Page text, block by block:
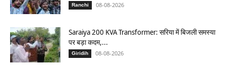
Ranchi 08-08-2026
Saraiya 200 KVA Transformer: सरिया में बिजली समस्या
पर बड़ा कदम,...
Giridih 08-08-2026